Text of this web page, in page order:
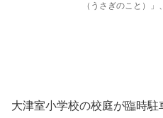
（うさぎのこと）」
大津室小学校の校庭が臨時